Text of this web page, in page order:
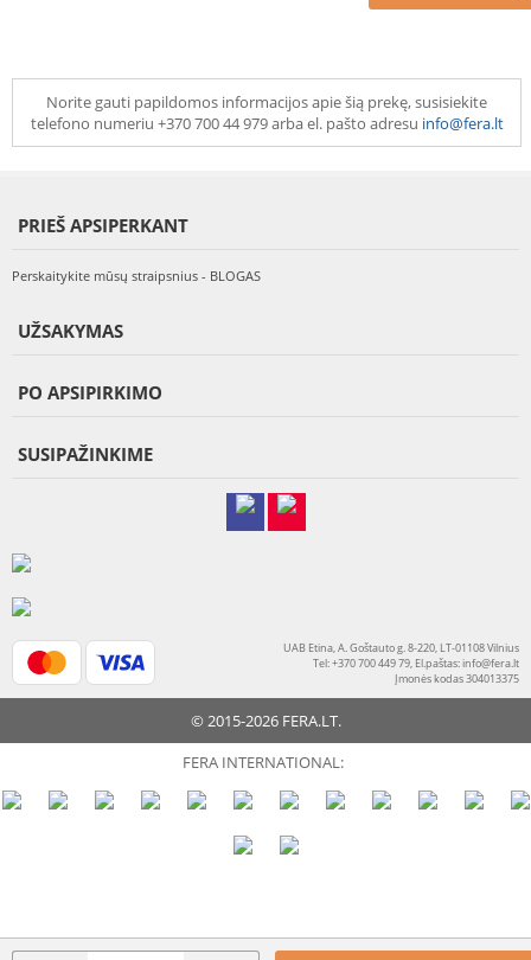
Norite gauti papildomos informacijos apie šią prekę, susisiekite
telefono numeriu +370 700 44 979 arba el. pašto adresu info@fera.lt
PRIEŠ APSIPERKANT
Perskaitykite mūsų straipsnius - BLOGAS
UŽSAKYMAS
PO APSIPIRKIMO
SUSIPAŽINKIME
UAB Etina, A. Goštauto g. 8-220, LT-01108 Vilnius
Tel: +370 700 449 79, El.paštas:info@fera.lt
Įmonės kodas 304013375
© 2015-2026 FERA.LT.
FERA INTERNATIONAL: